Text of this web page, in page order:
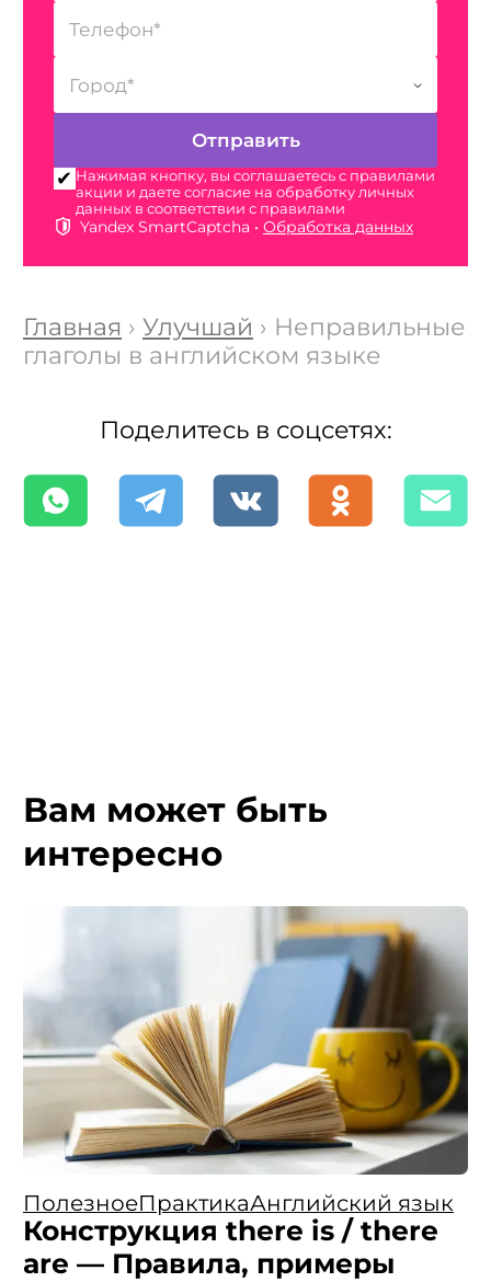
Нажимая кнопку, вы соглашаетесь с правилами
акции и даете согласие на обработку личных
данных в соответствии с правилами
Yandex SmartCaptcha • Обработка данных
Главная › Улучшай › Неправильные
глаголы в английском языке
Поделитесь в соцсетях:
Вам может быть
интересно
ПолезноеПрактикаАнглийский язык
Конструкция there is / there
are — Правила, примеры